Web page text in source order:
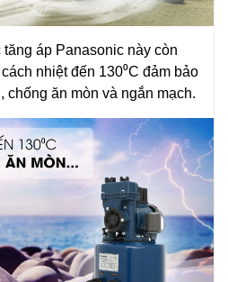
áp Panasonic này còn
nhiệt đến 130⁰C đảm bảo
chống ăn mòn và ngắn mạch.